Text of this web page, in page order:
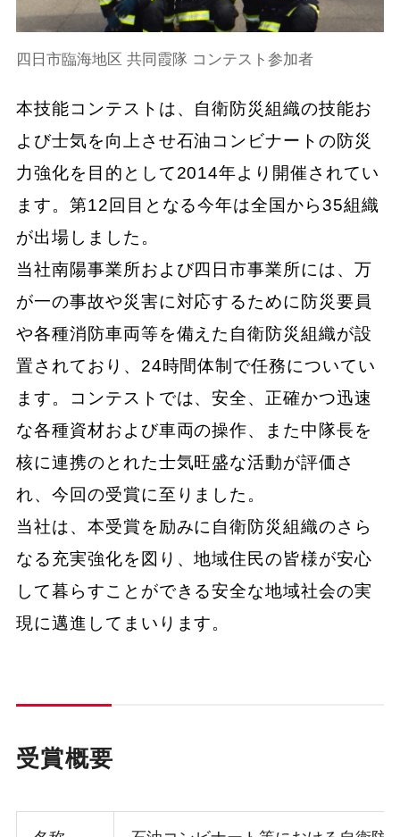
四日市臨海地区 共同霞隊 コンテスト参加者
本技能コンテストは、自衛防災組織の技能お
よび士気を向上させ石油コンビナートの防災
力強化を目的として2014年より開催されてい
ます。第12回目となる今年は全国から35組織
が出場しました。
当社南陽事業所および四日市事業所には、万
が一の事故や災害に対応するために防災要員
や各種消防車両等を備えた自衛防災組織が設
置されており、24時間体制で任務についてい
ます。コンテストでは、安全、正確かつ迅速
な各種資材および車両の操作、また中隊長を
核に連携のとれた士気旺盛な活動が評価さ
れ、今回の受賞に至りました。
当社は、本受賞を励みに自衛防災組織のさら
なる充実強化を図り、地域住民の皆様が安心
して暮らすことができる安全な地域社会の実
現に邁進してまいります。
受賞概要